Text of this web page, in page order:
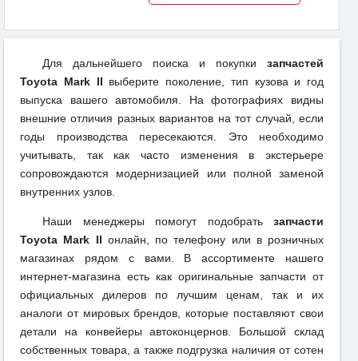
Для дальнейшего поиска и покупки запчастей
Toyota Mark II выберите поколение, тип кузова и год
выпуска вашего автомобиля. На фотографиях видны
внешние отличия разных вариантов на тот случай, если
годы производства пересекаются. Это необходимо
учитывать, так как часто изменения в экстерьере
сопровождаются модернизацией или полной заменой
внутренних узлов.
Наши менеджеры помогут подобрать запчасти
Toyota Mark II онлайн, по телефону или в розничных
магазинах рядом с вами. В ассортименте нашего
интернет-магазина есть как оригинальные запчасти от
официальных дилеров по лучшим ценам, так и их
аналоги от мировых брендов, которые поставляют свои
детали на конвейеры автоконцернов. Большой склад
собственных товара, а также подгрузка наличия от сотен